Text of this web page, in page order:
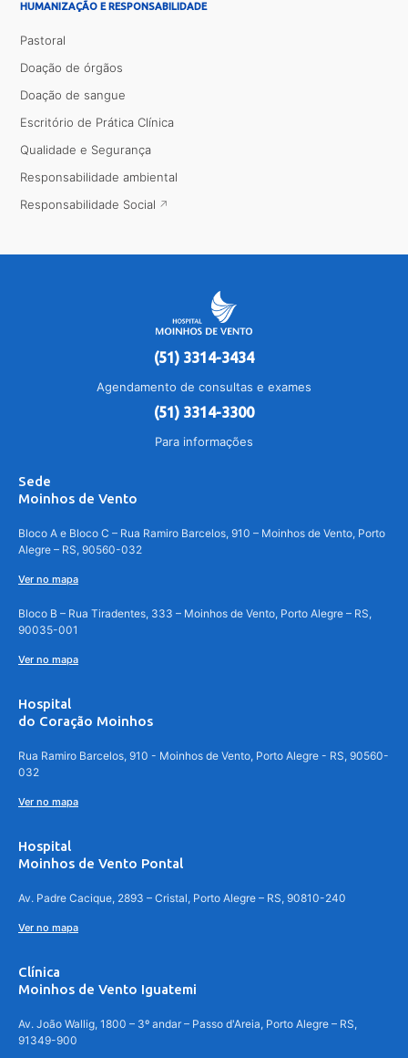
HUMANIZAÇÃO E RESPONSABILIDADE
Pastoral
Doação de órgãos
Doação de sangue
Escritório de Prática Clínica
Qualidade e Segurança
Responsabilidade ambiental
Responsabilidade Social
(51) 3314-3434
Agendamento de consultas e exames
(51) 3314-3300
Para informações
Sede
Moinhos de Vento
Bloco A e Bloco C – Rua Ramiro Barcelos, 910 – Moinhos de Vento, Porto
Alegre – RS, 90560-032
Ver no mapa
Bloco B – Rua Tiradentes, 333 – Moinhos de Vento, Porto Alegre – RS,
90035-001
Ver no mapa
Hospital
do Coração Moinhos
Rua Ramiro Barcelos, 910 - Moinhos de Vento, Porto Alegre - RS, 90560-
032
Ver no mapa
Hospital
Moinhos de Vento Pontal
Av. Padre Cacique, 2893 – Cristal, Porto Alegre – RS, 90810-240
Ver no mapa
Clínica
Moinhos de Vento Iguatemi
Av. João Wallig, 1800 – 3º andar – Passo d'Areia, Porto Alegre – RS,
91349-900